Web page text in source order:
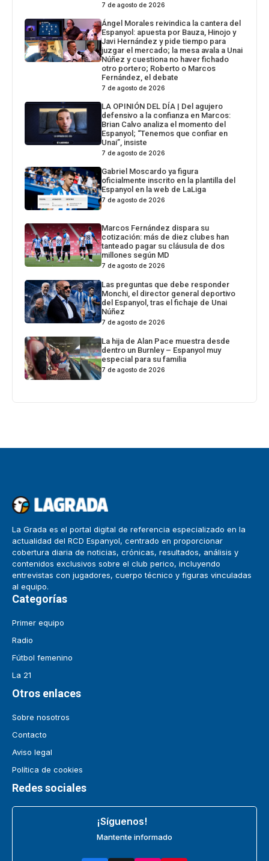
7 de agosto de 2026
Ángel Morales reivindica la cantera del
Espanyol: apuesta por Bauza, Hinojo y
Javi Hernández y pide tiempo para
juzgar el mercado; la mesa avala a Unai
Núñez y cuestiona no haver fichado
otro portero; Roberto o Marcos
Fernández, el debate
7 de agosto de 2026
LA OPINIÓN DEL DÍA | Del agujero
defensivo a la confianza en Marcos:
Brian Calvo analiza el momento del
Espanyol; “Tenemos que confiar en
Unai”, insiste
7 de agosto de 2026
Gabriel Moscardo ya figura
oficialmente inscrito en la plantilla del
Espanyol en la web de LaLiga
7 de agosto de 2026
Marcos Fernández dispara su
cotización: más de diez clubes han
tanteado pagar su cláusula de dos
millones según MD
7 de agosto de 2026
Las preguntas que debe responder
Monchi, el director general deportivo
del Espanyol, tras el fichaje de Unai
Núñez
7 de agosto de 2026
La hija de Alan Pace muestra desde
dentro un Burnley – Espanyol muy
especial para su familia
7 de agosto de 2026
La Grada es el portal digital de referencia especializado en la
actualidad del RCD Espanyol, centrado en proporcionar
cobertura diaria de noticias, crónicas, resultados, análisis y
contenidos exclusivos sobre el club perico, incluyendo
entrevistas con jugadores, cuerpo técnico y figuras vinculadas
al equipo.
Categorías
Primer equipo
Radio
Fútbol femenino
La 21
Otros enlaces
Sobre nosotros
Contacto
Aviso legal
Política de cookies
Redes sociales
¡Síguenos!
Mantente informado